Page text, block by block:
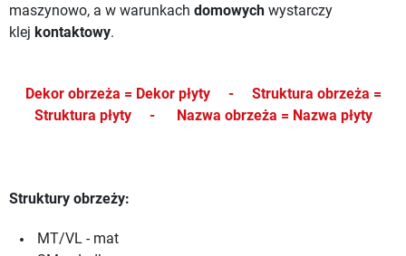
maszynowo, a w warunkach domowych wystarczy
klej kontaktowy.
Dekor obrzeża = Dekor płyty - Struktura obrzeża =
Struktura płyty - Nazwa obrzeża = Nazwa płyty
Struktury obrzeży:
MT/VL - mat